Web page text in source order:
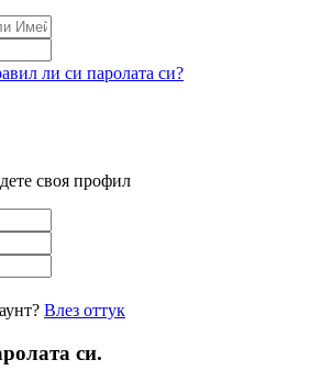
ли си паролата си?
своя профил
Влез оттук
си.